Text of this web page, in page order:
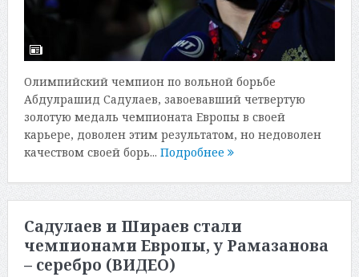
Олимпийский чемпион по вольной борьбе
Абдулрашид Садулаев, завоевавший четвертую
золотую медаль чемпионата Европы в своей
карьере, доволен этим результатом, но недоволен
качеством своей борь... Подробнее
Садулаев и Шираев стали
чемпионами Европы, у Рамазанова
– серебро (ВИДЕО)